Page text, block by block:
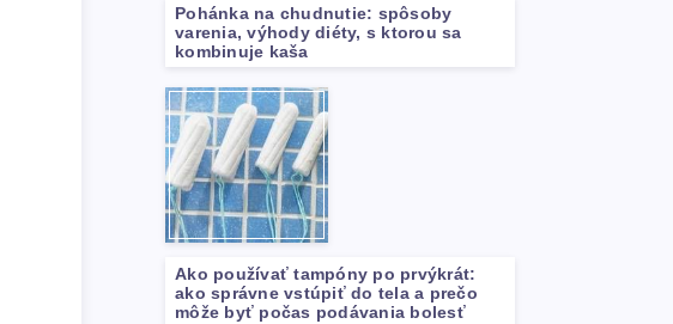
Pohánka na chudnutie: spôsoby
varenia, výhody diéty, s ktorou sa
kombinuje kaša
Ako používať tampóny po prvýkrát:
ako správne vstúpiť do tela a prečo
môže byť počas podávania bolesť